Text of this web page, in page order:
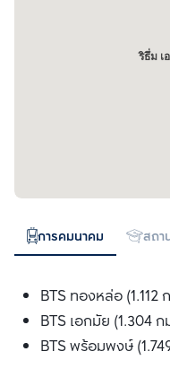
ริธึ่ม เ
การคมนาคม สถา
BTS ทองหล่อ (1.112
BTS เอกมัย (1.304 ก
BTS พร้อมพงษ์